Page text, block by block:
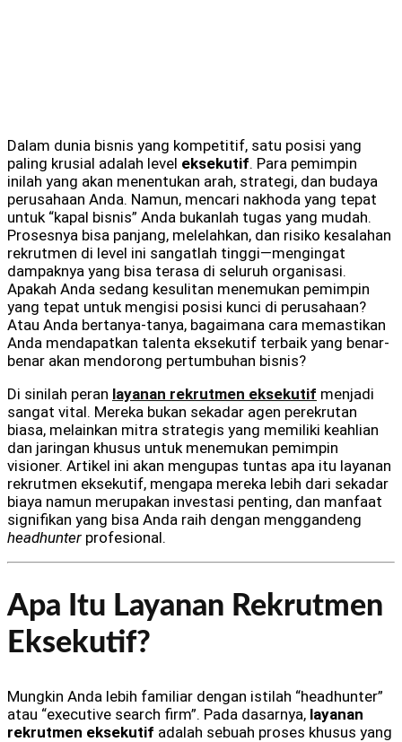
Dalam dunia bisnis yang kompetitif, satu posisi yang
paling krusial adalah level eksekutif. Para pemimpin
inilah yang akan menentukan arah, strategi, dan budaya
perusahaan Anda. Namun, mencari nakhoda yang tepat
untuk “kapal bisnis” Anda bukanlah tugas yang mudah.
Prosesnya bisa panjang, melelahkan, dan risiko kesalahan
rekrutmen di level ini sangatlah tinggi—mengingat
dampaknya yang bisa terasa di seluruh organisasi.
Apakah Anda sedang kesulitan menemukan pemimpin
yang tepat untuk mengisi posisi kunci di perusahaan?
Atau Anda bertanya-tanya, bagaimana cara memastikan
Anda mendapatkan talenta eksekutif terbaik yang benar-
benar akan mendorong pertumbuhan bisnis?
Di sinilah peran layanan rekrutmen eksekutif menjadi
sangat vital. Mereka bukan sekadar agen perekrutan
biasa, melainkan mitra strategis yang memiliki keahlian
dan jaringan khusus untuk menemukan pemimpin
visioner. Artikel ini akan mengupas tuntas apa itu layanan
rekrutmen eksekutif, mengapa mereka lebih dari sekadar
biaya namun merupakan investasi penting, dan manfaat
signifikan yang bisa Anda raih dengan menggandeng
headhunter profesional.
Apa Itu Layanan Rekrutmen
Eksekutif?
Mungkin Anda lebih familiar dengan istilah “headhunter”
atau “executive search firm”. Pada dasarnya, layanan
rekrutmen eksekutif adalah sebuah proses khusus yang